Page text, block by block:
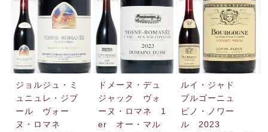
ジョルジュ・ミ
ュニュレ・ジブ
ール ヴォー
ヌ・ロマネ
ドメーヌ・デュ
ジャック ヴォ
ーヌ・ロマネ 1
er オー・マル
ルイ・ジャド
ブルゴーニュ
ピノ・ノワー
ル 2023